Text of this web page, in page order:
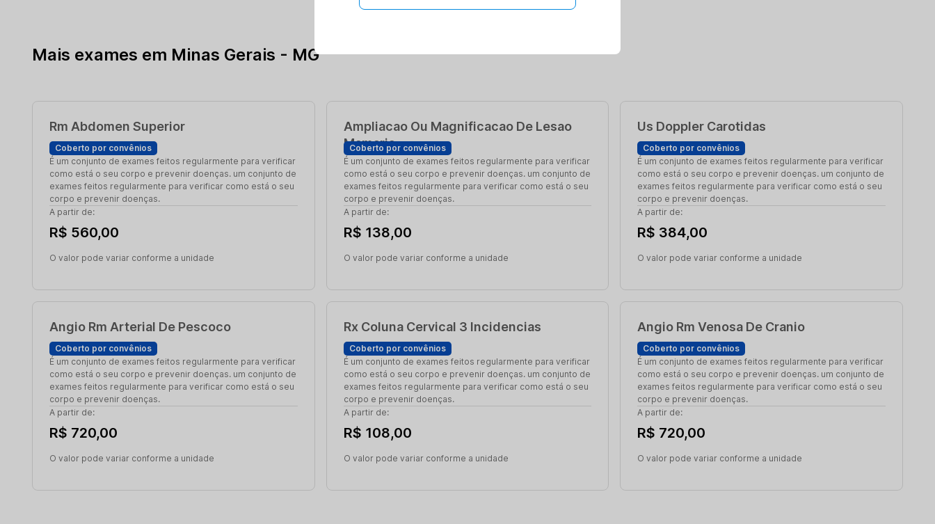
Mais exames em Minas Gerais - MG
Rm Abdomen Superior
Coberto por convênios
É um conjunto de exames feitos regularmente para verificar
como está o seu corpo e prevenir doenças. um conjunto de
exames feitos regularmente para verificar como está o seu
corpo e prevenir doenças.
A partir de:
R$ 560,00
O valor pode variar conforme a unidade
Ampliacao Ou Magnificacao De Lesao
Mamaria
Coberto por convênios
É um conjunto de exames feitos regularmente para verificar
como está o seu corpo e prevenir doenças. um conjunto de
exames feitos regularmente para verificar como está o seu
corpo e prevenir doenças.
A partir de:
R$ 138,00
O valor pode variar conforme a unidade
Us Doppler Carotidas
Coberto por convênios
É um conjunto de exames feitos regularmente para verificar
como está o seu corpo e prevenir doenças. um conjunto de
exames feitos regularmente para verificar como está o seu
corpo e prevenir doenças.
A partir de:
R$ 384,00
O valor pode variar conforme a unidade
Angio Rm Arterial De Pescoco
Coberto por convênios
É um conjunto de exames feitos regularmente para verificar
como está o seu corpo e prevenir doenças. um conjunto de
exames feitos regularmente para verificar como está o seu
corpo e prevenir doenças.
A partir de:
R$ 720,00
O valor pode variar conforme a unidade
Rx Coluna Cervical 3 Incidencias
Coberto por convênios
É um conjunto de exames feitos regularmente para verificar
como está o seu corpo e prevenir doenças. um conjunto de
exames feitos regularmente para verificar como está o seu
corpo e prevenir doenças.
A partir de:
R$ 108,00
O valor pode variar conforme a unidade
Angio Rm Venosa De Cranio
Coberto por convênios
É um conjunto de exames feitos regularmente para verificar
como está o seu corpo e prevenir doenças. um conjunto de
exames feitos regularmente para verificar como está o seu
corpo e prevenir doenças.
A partir de:
R$ 720,00
O valor pode variar conforme a unidade